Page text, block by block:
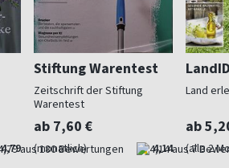
4,79
Stiftung Warentest
Zeitschrift der Stiftung
Warentest
ab 7,60 €
(monatlich) 4,14
Land
ab
(alle 2